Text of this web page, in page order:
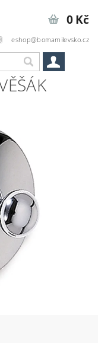
eshop@bomamilevsko.cz
0 Kč